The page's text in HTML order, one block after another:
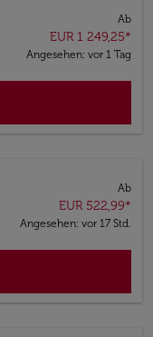
Ab
EUR 1 249,25*
Angesehen: vor 1 Tag
Ab
EUR 522,99*
Angesehen: vor 17 Std.